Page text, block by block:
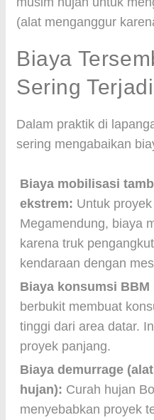
(alat menganggur
Biaya
Sering
Dalam praktik di
sering mengabaikan
Biaya mobilisasi
ekstrem: Untuk
Megamendung, biaya
karena truk
kendaraan dengan
Biaya konsumsi
berbukit membuat
tinggi dari area datar.
proyek panjang.
Biaya demurrage
hujan): Curah hujan
menyebabkan proyek